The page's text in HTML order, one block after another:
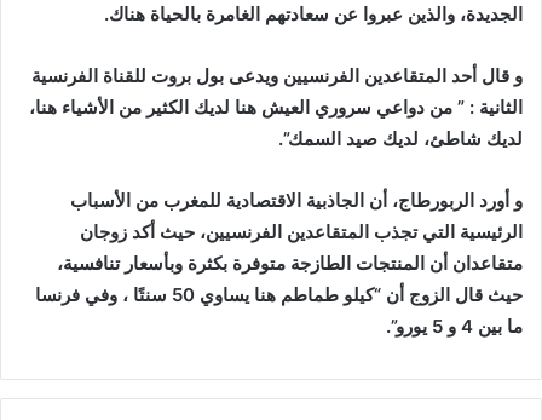
الجديدة، والذين عبروا عن سعادتهم الغامرة بالحياة هناك.
و قال أحد المتقاعدين الفرنسيين ويدعى بول بروت للقناة الفرنسية
الثانية : ” من دواعي سروري العيش هنا لديك الكثير من الأشياء هنا،
لديك شاطئ، لديك صيد السمك”.
و أورد الربورطاج، أن الجاذبية الاقتصادية للمغرب من الأسباب
الرئيسية التي تجذب المتقاعدين الفرنسيين، حيث أكد زوجان
متقاعدان أن المنتجات الطازجة متوفرة بكثرة وبأسعار تنافسية،
حيث قال الزوج أن “كيلو طماطم هنا يساوي 50 سنتًا ، وفي فرنسا
ما بين 4 و 5 يورو”.